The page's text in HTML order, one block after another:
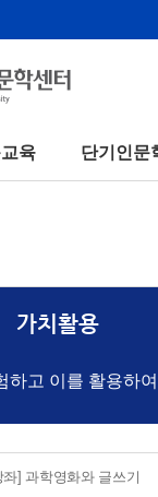
육 단기인문
가치활용
하고 이를 활용하
] 과학영화와 글쓰기